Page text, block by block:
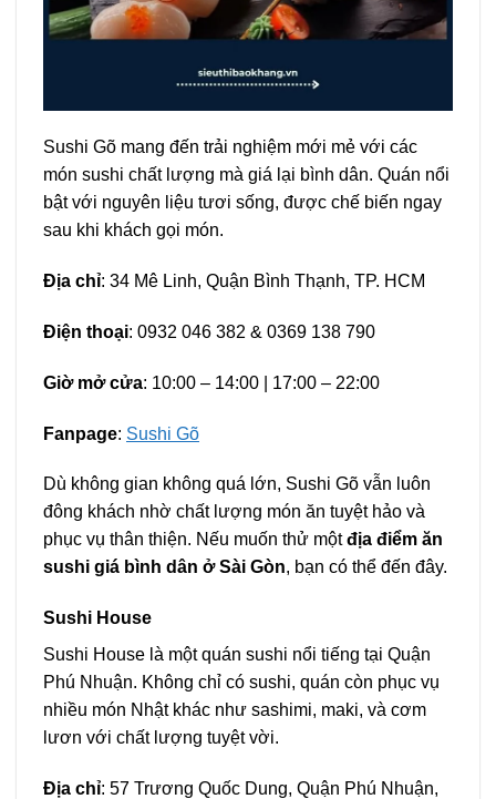
Sushi Gõ mang đến trải nghiệm mới mẻ với các
món sushi chất lượng mà giá lại bình dân. Quán nổi
bật với nguyên liệu tươi sống, được chế biến ngay
sau khi khách gọi món.
Địa chỉ: 34 Mê Linh, Quận Bình Thạnh, TP. HCM
Điện thoại: 0932 046 382 & 0369 138 790
Giờ mở cửa: 10:00 – 14:00 | 17:00 – 22:00
Fanpage: Sushi Gõ
Dù không gian không quá lớn, Sushi Gõ vẫn luôn
đông khách nhờ chất lượng món ăn tuyệt hảo và
phục vụ thân thiện. Nếu muốn thử mộtđịa điểm ăn
sushi giá bình dân ở Sài Gòn, bạn có thể đến đây.
Sushi House
Sushi House là một quán sushi nổi tiếng tại Quận
Phú Nhuận. Không chỉ có sushi, quán còn phục vụ
nhiều món Nhật khác như sashimi, maki, và cơm
lươn với chất lượng tuyệt vời.
Địa chỉ: 57 Trương Quốc Dung, Quận Phú Nhuận,